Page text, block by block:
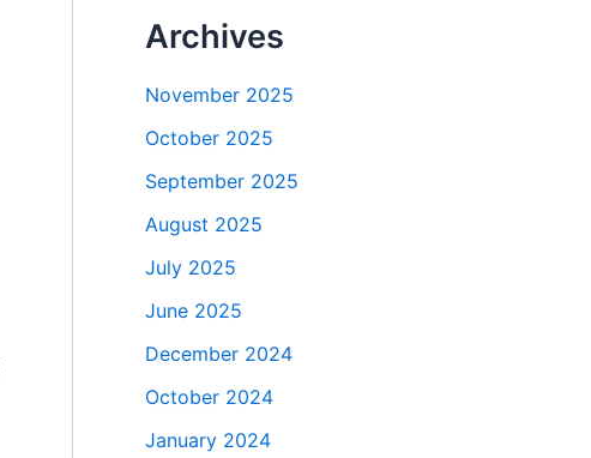
Archives
November 2025
October 2025
September 2025
August 2025
July 2025
June 2025
December 2024
October 2024
January 2024